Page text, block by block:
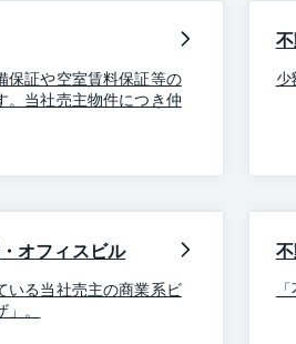
保証や空室賃料保証等の
。当社売主物件につき仲
オフィスビル
いる当社売主の商業系ビ
。